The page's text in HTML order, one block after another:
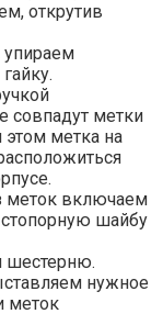
открутив
упираем
совпадут метки
метка на
меток включаем
стопорную шайбу
шестерню.
нужное
меток